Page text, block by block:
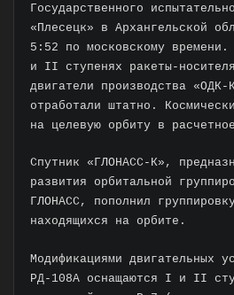
Государственного
«Плесецк» в Архангельской
5:52 по московскому
и II ступенях ракеты-
двигатели производства «ОДК-
отработали штатно.
на целевую орбиту в
Спутник «ГЛОНАСС-К»,
развития орбитальной
ГЛОНАСС, пополнил
находящихся на орбите.
Модификациями двигательных
РД-108А оснащаются I и II